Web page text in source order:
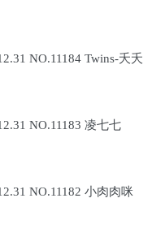
NO.11184 Twins-夭夭
NO.11183 凌七七
NO.11182 小肉肉咪